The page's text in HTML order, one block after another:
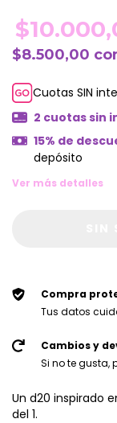
$8.500,00
Cuotas SIN
2 cuotas sin
15% de
depósito
Ver más detalles
Compra
Tus datos
Cambios y
Si no te gusta,
Un d20 inspirado
del 1.